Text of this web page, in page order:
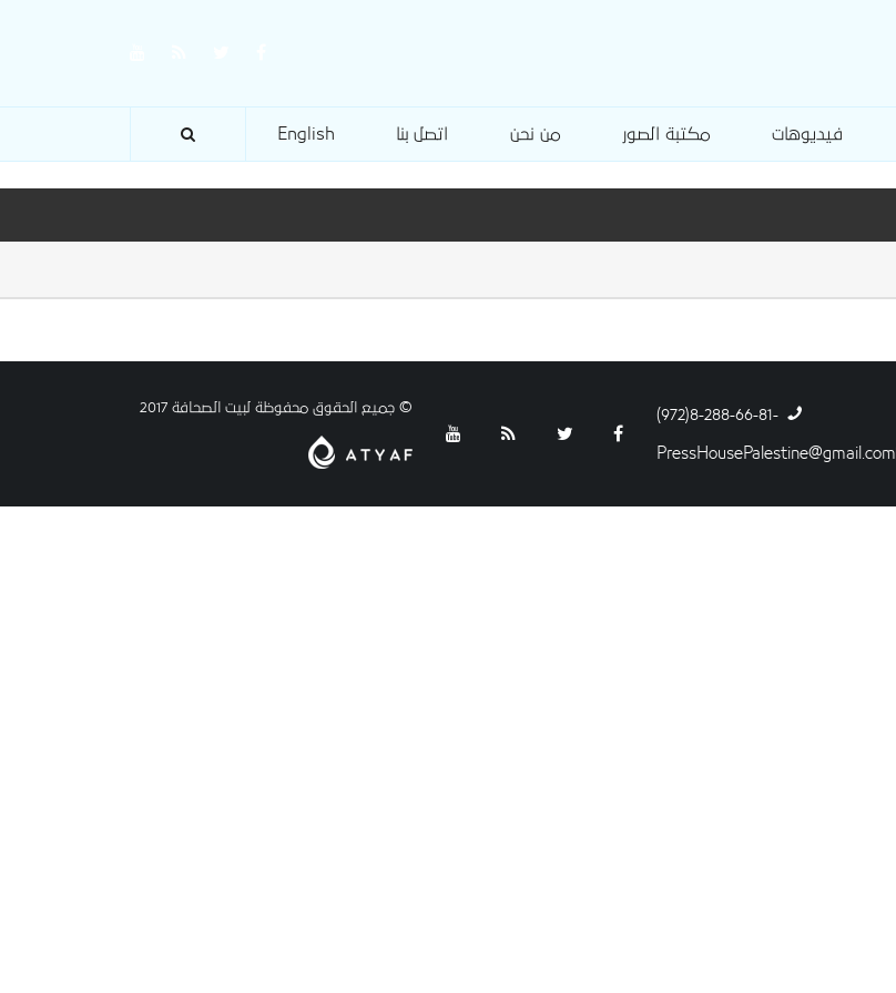
فيديوهات مكتبة الصور من نحن اتصل بنا English
-8-288-66-81(972)
PressHousePalestine@gmail.com
© جميع الحقوق محفوظة لبيت الصحافة 2017